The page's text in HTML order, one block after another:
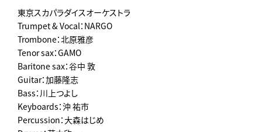
東京スカパラダイスオーケストラ
Trumpet & Vocal：NARGO
Trombone：北原雅彦
Tenor sax：GAMO
Baritone sax：谷中 敦
Guitar：加藤隆志
Bass：川上つよし
Keyboards：沖 祐市
Percussion：大森はじめ